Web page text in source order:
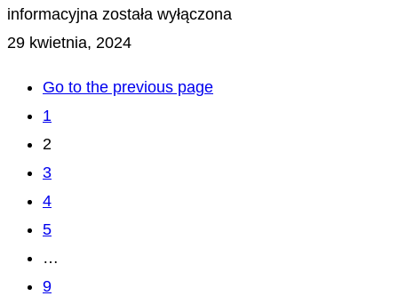
informacyjna została wyłączona
29 kwietnia, 2024
Go to the previous page
1
2
3
4
5
…
9